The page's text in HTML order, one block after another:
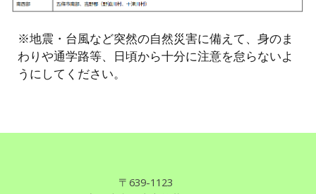
※地震・台風など突然の自然災害に備えて、身のま
わりや通学路等、日頃から十分に注意を怠らないよ
うにしてください。
〒639-1123